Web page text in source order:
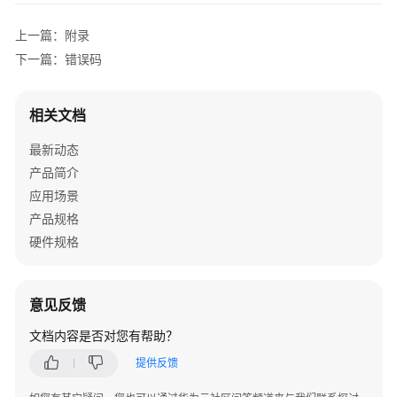
上一篇：附录
下一篇：错误码
相关文档
最新动态
产品简介
应用场景
产品规格
硬件规格
意见反馈
文档内容是否对您有帮助？
提供反馈